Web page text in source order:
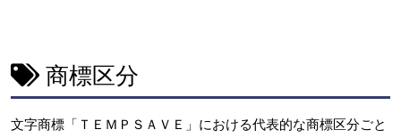
商標区分
文字商標「ＴＥＭＰＳＡＶＥ」における代表的な商標区分ごと